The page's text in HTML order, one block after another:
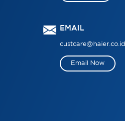
EMAIL
custcare@haier.co.id
Email Now